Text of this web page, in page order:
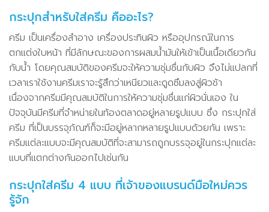
กระปุกสำหรับใส่ครีม คืออะไร?
ครีม เป็นเครื่องสำอาง เครื่องประทินผิว หรืออุปกรณ์ในการ
ตกแต่งใบหน้า ที่มีลักษณะของการผสมน้ำมันให้เข้าเป็นเนื้อเดียวกัน
กับน้ำ โดยคุณสมบัติของครีมจะให้ความชุ่มชื่นกับผิว จึงไม่แปลกที่
เวลาเราใช้งานครีมเราจะรู้สึกว่าเหนียวและดูดซึมลงสู่ผิวช้า
เนื่องจากครีมมีคุณสมบัติในการให้ความชุ่มชื่นแก่ผิวนั่นเอง ใน
ปัจจุบันมีครีมที่จำหน่ายในท้องตลาดอยู่หลายรูปแบบ ซึ่ง กระปุกใส่
ครีม ที่เป็นบรรจุภัณฑ์ก็จะมีอยู่หลากหลายรูปแบบด้วยกัน เพราะ
ครีมแต่ละแบบจะมีคุณสมบัติที่จะสามารถถูกบรรจุอยู่ในกระปุกแต่ละ
แบบที่แตกต่างกันออกไปเช่นกัน
กระปุกใส่ครีม 4 แบบ ที่เจ้าของแบรนด์มือใหม่ควร
รู้จัก